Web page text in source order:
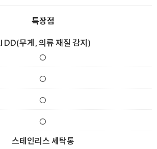
특장점
DD(무게, 의류 재질 감지)
O
O
O
O
스테인리스 세탁통